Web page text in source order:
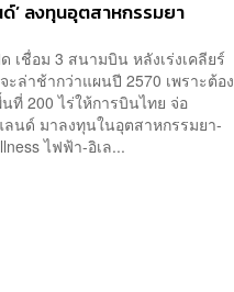
’ ลงทุนอุตสาหกรรมยา
เชื่อม 3 สนามบิน หลังเร่งเคลียร์
ล่าช้ากว่าแผนปี 2570 เพราะต้อง
ที่ 200 ไร่ให้การบินไทย จ่อ
นด์ มาลงทุนในอุตสาหกรรมยา-
ไฟฟ้า-อิเล...